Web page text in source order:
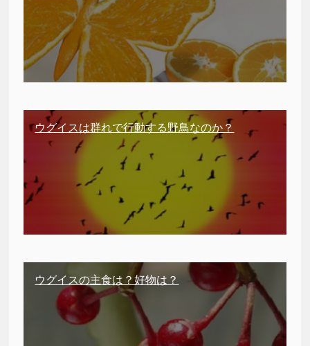
ウグイスは群れで行動する野鳥なのか？
ウグイスの主食は？好物は？